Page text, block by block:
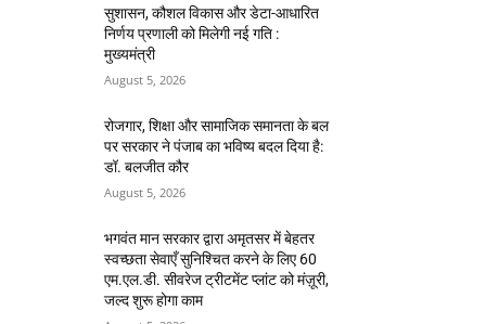
सुशासन, कौशल विकास और डेटा-आधारित
निर्णय प्रणाली को मिलेगी नई गति :
मुख्यमंत्री
August 5, 2026
रोजगार, शिक्षा और सामाजिक समानता के बल
पर सरकार ने पंजाब का भविष्य बदल दिया है:
डॉ. बलजीत कौर
August 5, 2026
भगवंत मान सरकार द्वारा अमृतसर में बेहतर
स्वच्छता सेवाएँ सुनिश्चित करने के लिए 60
एम.एल.डी. सीवरेज ट्रीटमेंट प्लांट को मंज़ूरी,
जल्द शुरू होगा काम